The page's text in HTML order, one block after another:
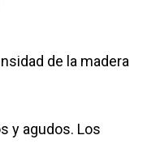
de la madera
y agudos. Los